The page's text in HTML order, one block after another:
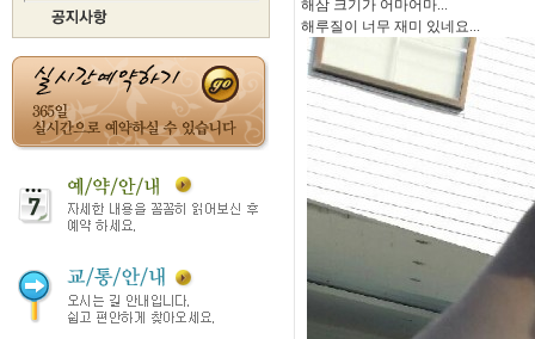
해삼 크기가 어마어마...
해루질이 너무 재미 있네요...